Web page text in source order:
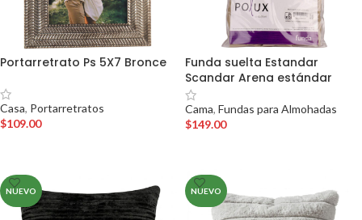
Portarretrato Ps 5X7 Bronce
Casa, Portarretratos
$109.00
Funda suelta Estandar
Scandar Arena estándar
Cama, Fundas para Almohadas
$149.00
NUEVO NUEVO